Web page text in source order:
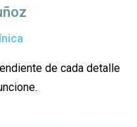
de cada detalle